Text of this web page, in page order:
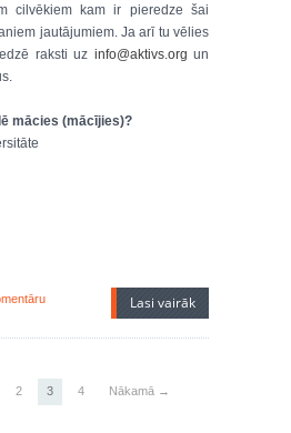
cilvēkiem kam ir pieredze šai
jautājumiem. Ja arī tu vēlies
raksti uz info@aktivs.org un
mācies (mācījies)?
Lasi vairāk
2 3 4 Nākamā →